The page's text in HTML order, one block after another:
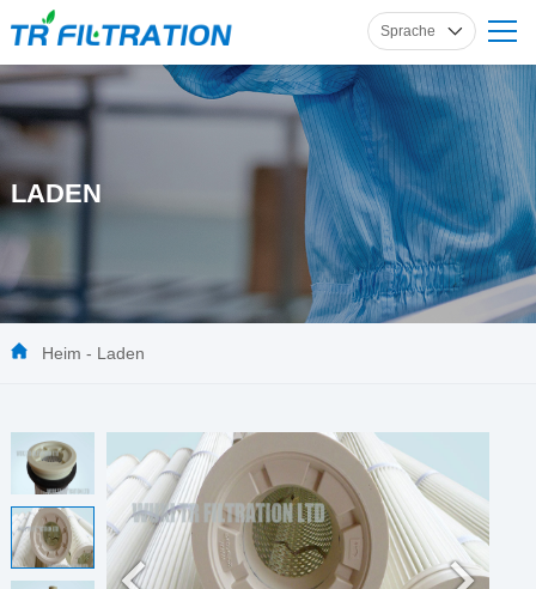
Sprache
Englisch
Russisch
Französisch
Spanisch
Deutsch
LADEN
Heim - Laden